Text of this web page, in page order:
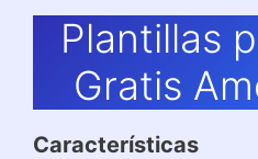
Plantillas
Gratis
Características